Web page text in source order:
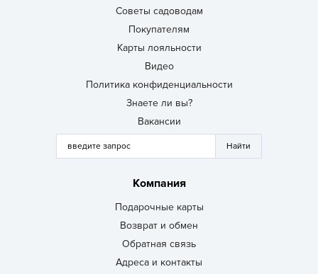
Советы садоводам
Покупателям
Карты лояльности
Видео
Политика конфиденциальности
Знаете ли вы?
Вакансии
Компания
Подарочные карты
Возврат и обмен
Обратная связь
Адреса и контакты